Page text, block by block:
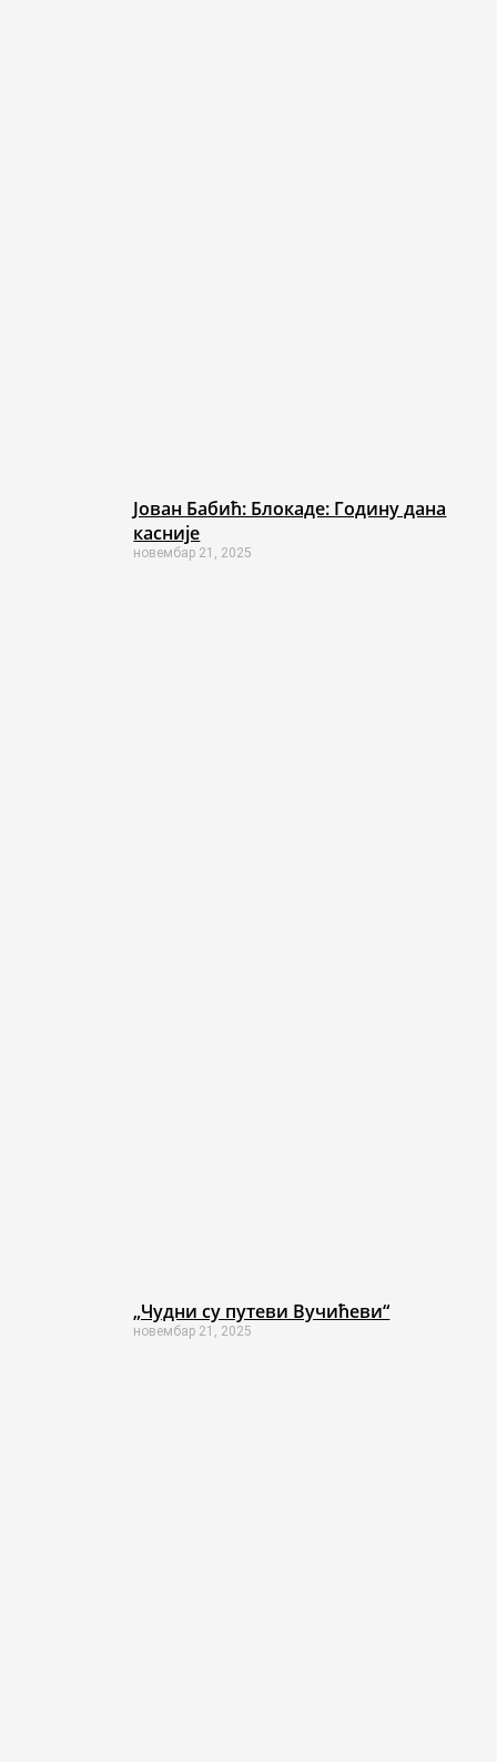
Јован Бабић: Блокаде: Годину дана
касније
новембар 21, 2025
„Чудни су путеви Вучићеви“
новембар 21, 2025